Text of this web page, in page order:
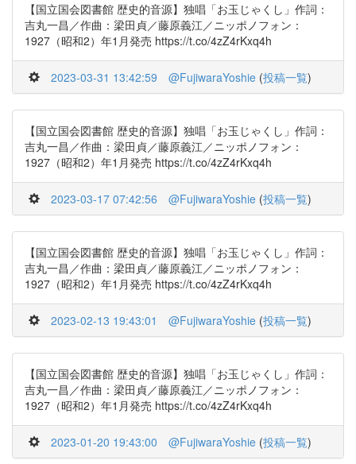
【国立国会図書館 歴史的音源】独唱「お玉じゃくし」作詞：
吉丸一昌／作曲：梁田貞／藤原義江／ニッポノフォン：
1927（昭和2）年1月発売 https://t.co/4zZ4rKxq4h
2023-03-31 13:42:59 @FujiwaraYoshie (投稿一覧)
【国立国会図書館 歴史的音源】独唱「お玉じゃくし」作詞：
吉丸一昌／作曲：梁田貞／藤原義江／ニッポノフォン：
1927（昭和2）年1月発売 https://t.co/4zZ4rKxq4h
2023-03-17 07:42:56 @FujiwaraYoshie (投稿一覧)
【国立国会図書館 歴史的音源】独唱「お玉じゃくし」作詞：
吉丸一昌／作曲：梁田貞／藤原義江／ニッポノフォン：
1927（昭和2）年1月発売 https://t.co/4zZ4rKxq4h
2023-02-13 19:43:01 @FujiwaraYoshie (投稿一覧)
【国立国会図書館 歴史的音源】独唱「お玉じゃくし」作詞：
吉丸一昌／作曲：梁田貞／藤原義江／ニッポノフォン：
1927（昭和2）年1月発売 https://t.co/4zZ4rKxq4h
2023-01-20 19:43:00 @FujiwaraYoshie (投稿一覧)